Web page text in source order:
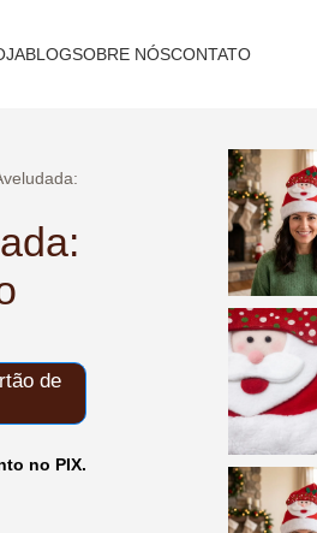
BLOGSOBRE NÓSCONTATO
de
no PIX.